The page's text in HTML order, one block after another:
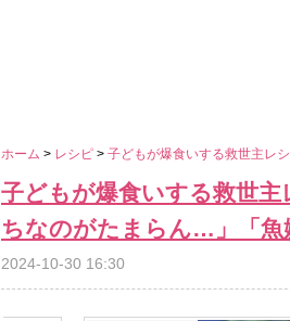
ホーム > レシピ > 子どもが爆食いする救世主レ
子どもが爆食いする救世
ちなのがたまらん…」「魚
2024-10-30 16:30